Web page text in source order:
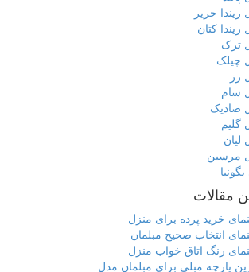
ریندا حریر
ریندا کتان
ترک
چیلک
رز
سام
صادیک
گلیم
لیان
مرسین
مقالات
خرید پرده برای منزل
انتخاب صحیح مبلمان
رنگ اتاق خواب منزل
پارچه مبلی برای مبلمان مدل